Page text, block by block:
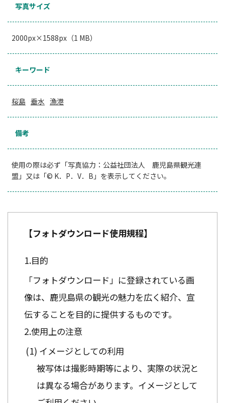
写真サイズ
2000px×1588px（1 MB）
キーワード
桜島 垂水 漁港
備考
使用の際は必ず「写真協力：公益社団法人 鹿児島県観光連
盟」又は「© K．P．V．B」を表示してください。
【フォトダウンロード使用規程】
目的
「フォトダウンロード」に登録されている画
像は、鹿児島県の観光の魅力を広く紹介、宣
伝することを目的に提供するものです。
使用上の注意
イメージとしての利用
被写体は撮影時期等により、実際の状況と
は異なる場合があります。イメージとして